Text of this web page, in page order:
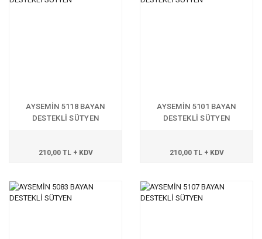
AYSEMİN 5118 BAYAN
DESTEKLİ SÜTYEN
210,00 TL + KDV
AYSEMİN 5101 BAYAN
DESTEKLİ SÜTYEN
210,00 TL + KDV